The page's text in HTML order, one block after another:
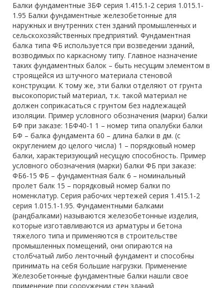
Балки фундаментные 3БФ серия 1.415.1-2 серия 1.015.1-
1.95 Балки фундаментные железобетонные для
наружных и внутренних стен зданий промышленных и
сельскохозяйственных предприятий. Фундаментная
балка типа ФБ используется при возведении зданий,
возводимых по каркасному типу. Главное назначение
таких фундаментных балок – быть несущим элементом в
строящейся из штучного материала стеновой
конструкции. К тому же, эти балки отделяют от грунта
высокопористый материал, т.к. такой материал не
должен соприкасаться с грунтом без надлежащей
изоляции. Пример условного обозначения (марки) балки
БФ при заказе: 1БФ40-1 1 – номер типа опалубки балки
БФ – балка фундамента 60 – длина балки в дм. (с
округлением до целого числа) 1 – порядковый номер
балки, характеризующий несущую способность. Пример
условного обозначения (марки) балки ФБ при заказе:
ФБ6-15 ФБ – фундаментная балк 6 – номинальный
пролет балк 15 – порядковый номер балки по
номенклатур. Серия рабочих чертежей серия 1.415.1-2
серия 1.015.1-1.95. Фундаментными балками
(рандбалками) называются железобетонные изделия,
которые изготавливаются из арматуры и бетона
тяжелого типа и применяются в строительстве
промышленных помещений, они опираются на
столбчатый либо ленточный фундамент и способны
принимать на себя большие нагрузки. Применение
Железобетонные фундаментные балки нашли свое
применение при сооружении стен зданий